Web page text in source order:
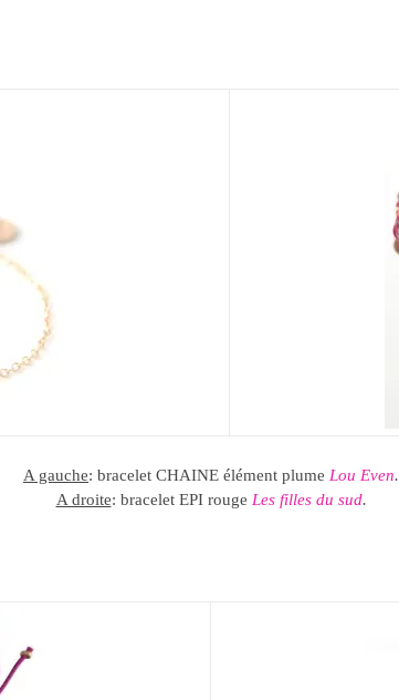
A gauche: bracelet CHAINE élément plume Lou Even.
A droite: bracelet EPI rouge Les filles du sud.